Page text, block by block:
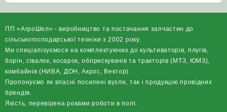
ПП «АгроШел» - виробництво та постачання запчастин до
сільськогосподарської техніки з 2002 року.
Ми спеціалізуємося на комплектуючих до культиваторів, плугів,
борін, сівалок, косарок, обприскувачів та тракторів (МТЗ, ЮМЗ),
комбайнів (НИВА, ДОН, Акрос, Вектор).
Пропонуємо як власні посилені вузли, так і продукцію провідних
брендів.
Якість, перевірена роками роботи в полі.